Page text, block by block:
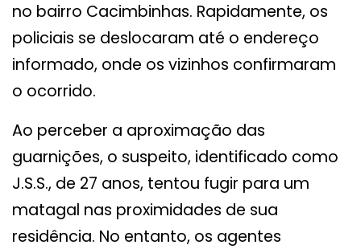
no bairro Cacimbinhas. Rapidamente, os
policiais se deslocaram até o endereço
informado, onde os vizinhos confirmaram
o ocorrido.
Ao perceber a aproximação das
guarnições, o suspeito, identificado como
J.S.S., de 27 anos, tentou fugir para um
matagal nas proximidades de sua
residência. No entanto, os agentes